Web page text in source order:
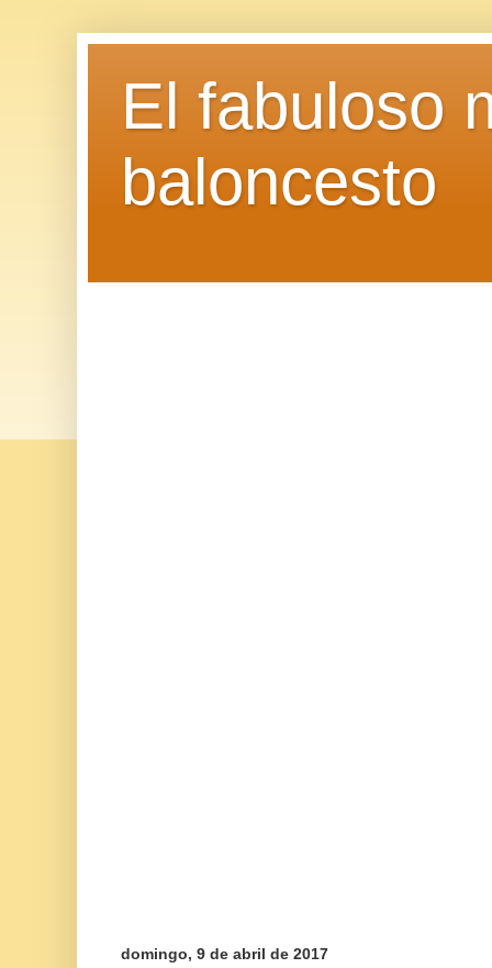
El fabuloso
baloncesto
domingo, 9 de abril de 2017